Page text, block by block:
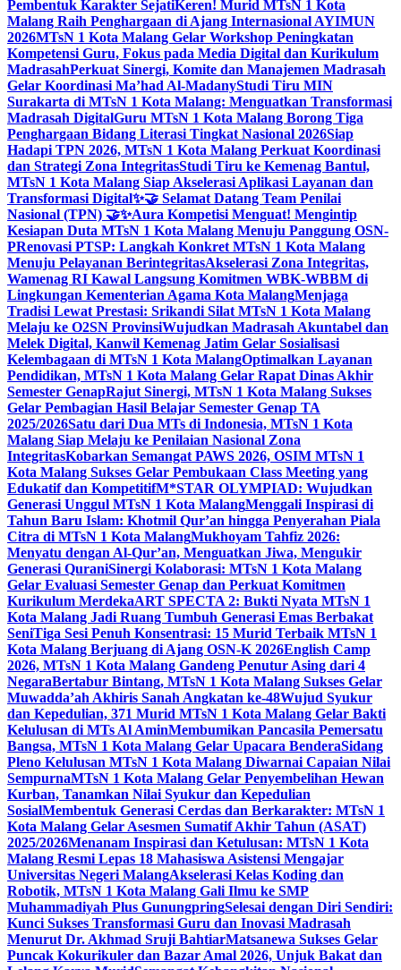
Pembentuk Karakter SejatiKeren! Murid MTsN 1 Kota
Malang Raih Penghargaan di Ajang Internasional AYIMUN
2026MTsN 1 Kota Malang Gelar Workshop Peningkatan
Kompetensi Guru, Fokus pada Media Digital dan Kurikulum
MadrasahPerkuat Sinergi, Komite dan Manajemen Madrasah
Gelar Koordinasi Ma’had Al-MadanyStudi Tiru MIN
Surakarta di MTsN 1 Kota Malang: Menguatkan Transformasi
Madrasah DigitalGuru MTsN 1 Kota Malang Borong Tiga
Penghargaan Bidang Literasi Tingkat Nasional 2026Siap
Hadapi TPN 2026, MTsN 1 Kota Malang Perkuat Koordinasi
dan Strategi Zona IntegritasStudi Tiru ke Kemenag Bantul,
MTsN 1 Kota Malang Siap Akselerasi Aplikasi Layanan dan
Transformasi Digital✨🤝 Selamat Datang Team Penilai
Nasional (TPN) 🤝✨Aura Kompetisi Menguat! Mengintip
Kesiapan Duta MTsN 1 Kota Malang Menuju Panggung OSN-
PRenovasi PTSP: Langkah Konkret MTsN 1 Kota Malang
Menuju Pelayanan BerintegritasAkselerasi Zona Integritas,
Wamenag RI Kawal Langsung Komitmen WBK-WBBM di
Lingkungan Kementerian Agama Kota MalangMenjaga
Tradisi Lewat Prestasi: Srikandi Silat MTsN 1 Kota Malang
Melaju ke O2SN ProvinsiWujudkan Madrasah Akuntabel dan
Melek Digital, Kanwil Kemenag Jatim Gelar Sosialisasi
Kelembagaan di MTsN 1 Kota MalangOptimalkan Layanan
Pendidikan, MTsN 1 Kota Malang Gelar Rapat Dinas Akhir
Semester GenapRajut Sinergi, MTsN 1 Kota Malang Sukses
Gelar Pembagian Hasil Belajar Semester Genap TA
2025/2026Satu dari Dua MTs di Indonesia, MTsN 1 Kota
Malang Siap Melaju ke Penilaian Nasional Zona
IntegritasKobarkan Semangat PAWS 2026, OSIM MTsN 1
Kota Malang Sukses Gelar Pembukaan Class Meeting yang
Edukatif dan KompetitifM*STAR OLYMPIAD: Wujudkan
Generasi Unggul MTsN 1 Kota MalangMenggali Inspirasi di
Tahun Baru Islam: Khotmil Qur’an hingga Penyerahan Piala
Citra di MTsN 1 Kota MalangMukhoyam Tahfiz 2026:
Menyatu dengan Al-Qur’an, Menguatkan Jiwa, Mengukir
Generasi QuraniSinergi Kolaborasi: MTsN 1 Kota Malang
Gelar Evaluasi Semester Genap dan Perkuat Komitmen
Kurikulum MerdekaART SPECTA 2: Bukti Nyata MTsN 1
Kota Malang Jadi Ruang Tumbuh Generasi Emas Berbakat
SeniTiga Sesi Penuh Konsentrasi: 15 Murid Terbaik MTsN 1
Kota Malang Berjuang di Ajang OSN-K 2026English Camp
2026, MTsN 1 Kota Malang Gandeng Penutur Asing dari 4
NegaraBertabur Bintang, MTsN 1 Kota Malang Sukses Gelar
Muwadda’ah Akhiris Sanah Angkatan ke-48Wujud Syukur
dan Kepedulian, 371 Murid MTsN 1 Kota Malang Gelar Bakti
Kelulusan di MTs Al AminMembumikan Pancasila Pemersatu
Bangsa, MTsN 1 Kota Malang Gelar Upacara BenderaSidang
Pleno Kelulusan MTsN 1 Kota Malang Diwarnai Capaian Nilai
SempurnaMTsN 1 Kota Malang Gelar Penyembelihan Hewan
Kurban, Tanamkan Nilai Syukur dan Kepedulian
SosialMembentuk Generasi Cerdas dan Berkarakter: MTsN 1
Kota Malang Gelar Asesmen Sumatif Akhir Tahun (ASAT)
2025/2026Menanam Inspirasi dan Ketulusan: MTsN 1 Kota
Malang Resmi Lepas 18 Mahasiswa Asistensi Mengajar
Universitas Negeri MalangAkselerasi Kelas Koding dan
Robotik, MTsN 1 Kota Malang Gali Ilmu ke SMP
Muhammadiyah Plus GunungpringSelesai dengan Diri Sendiri:
Kunci Sukses Transformasi Guru dan Inovasi Madrasah
Menurut Dr. Akhmad Sruji BahtiarMatsanewa Sukses Gelar
Puncak Kokurikuler dan Bazar Amal 2026, Unjuk Bakat dan